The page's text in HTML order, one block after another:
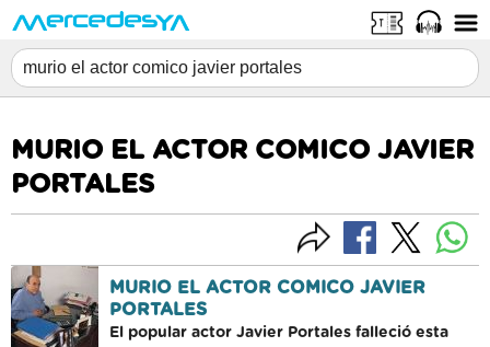
MURIO EL ACTOR COMICO JAVIER
PORTALES
MURIO EL ACTOR COMICO JAVIER
PORTALES
El popular actor Javier Portales falleció esta